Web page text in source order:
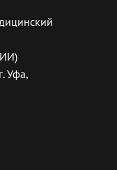
Уфа,